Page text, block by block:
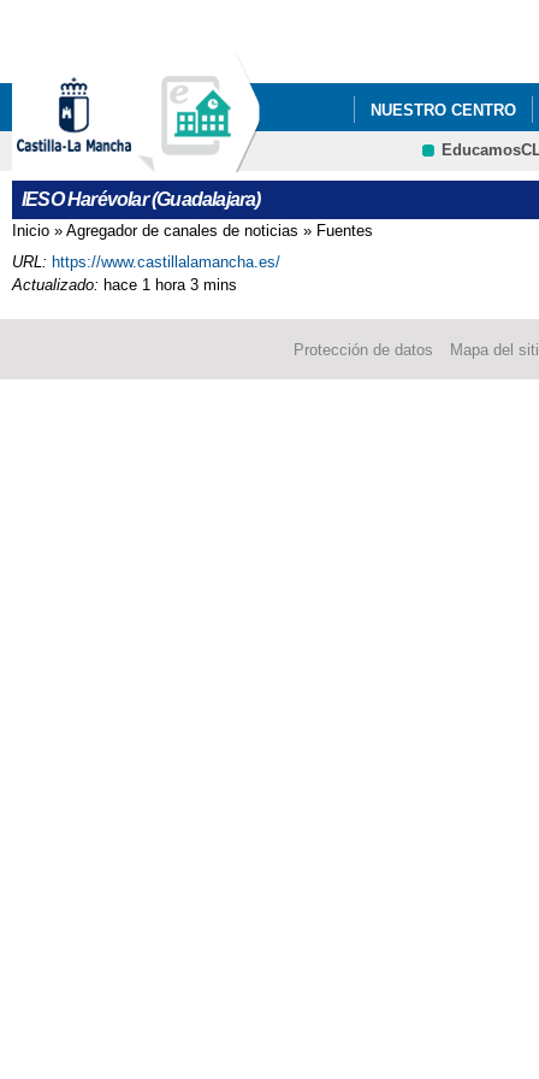
NUESTRO CENTRO
ANUNCIOS Y
IESO Harévolar (Guadalajara)
Se encuentra usted aquí
Inicio » Agregador de canales de noticias » Fuentes
URL: https://www.castillalamancha.es/
Actualizado: hace 1 hora 3 mins
Protección de datos Mapa del